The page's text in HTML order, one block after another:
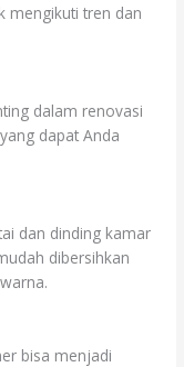
mengikuti tren dan
dalam renovasi
dapat Anda
dan dinding kamar
dibersihkan
bisa menjadi